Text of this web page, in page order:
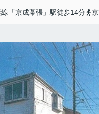
「京成幕張」駅徒歩14分